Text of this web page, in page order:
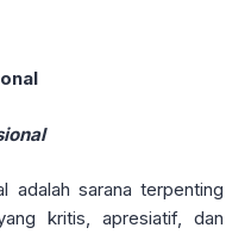
adalah sarana terpenting
kritis, apresiatif, dan